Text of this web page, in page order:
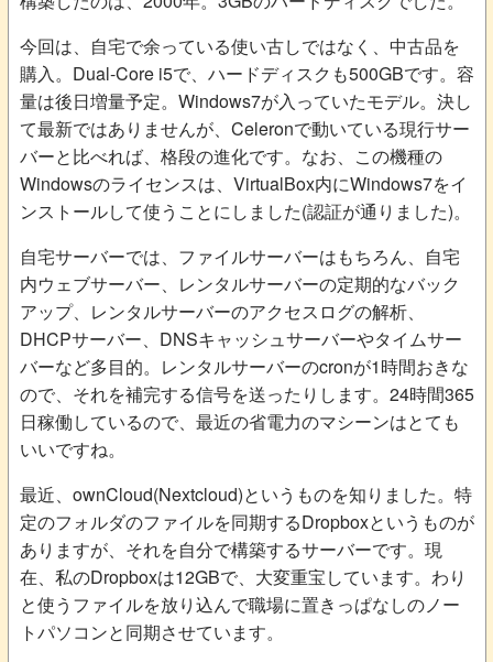
今回は、自宅で余っている使い古しではなく、中古品を
購入。Dual-Core i5で、ハードディスクも500GBです。容
量は後日増量予定。Windows7が入っていたモデル。決し
て最新ではありませんが、Celeronで動いている現行サー
バーと比べれば、格段の進化です。なお、この機種の
Windowsのライセンスは、VirtualBox内にWindows7をイ
ンストールして使うことにしました(認証が通りました)。
自宅サーバーでは、ファイルサーバーはもちろん、自宅
内ウェブサーバー、レンタルサーバーの定期的なバック
アップ、レンタルサーバーのアクセスログの解析、
DHCPサーバー、DNSキャッシュサーバーやタイムサー
バーなど多目的。レンタルサーバーのcronが1時間おきな
ので、それを補完する信号を送ったりします。24時間365
日稼働しているので、最近の省電力のマシーンはとても
いいですね。
最近、ownCloud(Nextcloud)というものを知りました。特
定のフォルダのファイルを同期するDropboxというものが
ありますが、それを自分で構築するサーバーです。現
在、私のDropboxは12GBで、大変重宝しています。わり
と使うファイルを放り込んで職場に置きっぱなしのノー
トパソコンと同期させています。